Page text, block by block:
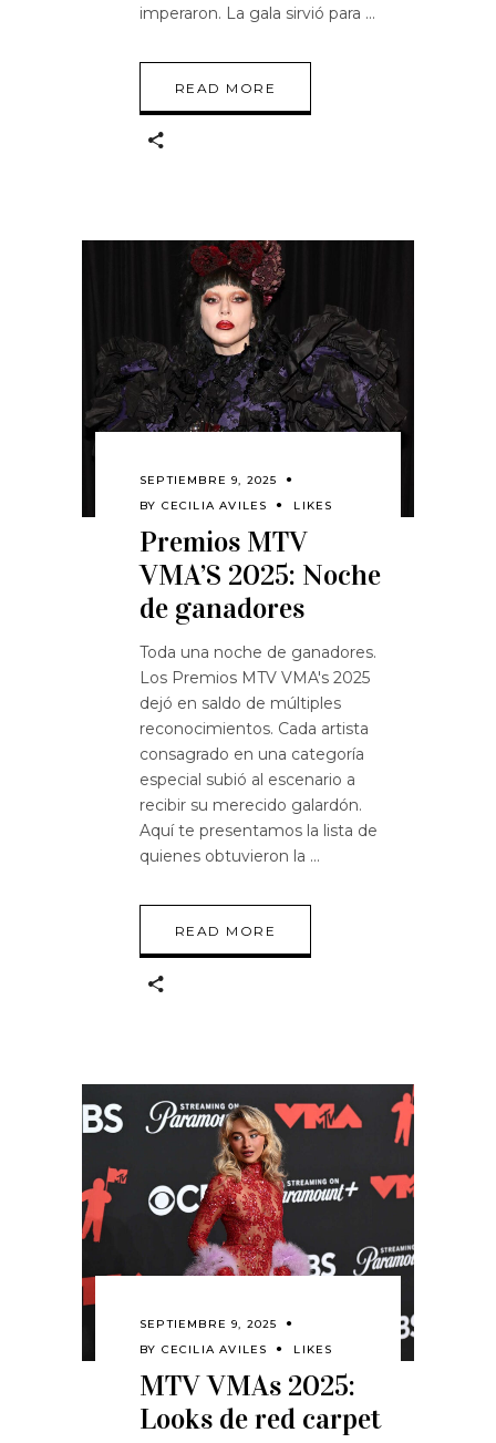
imperaron. La gala sirvió para
READ MORE
SEPTIEMBRE 9, 2025
BY CECILIA AVILES LIKES
Premios MTV
VMA’S 2025: Noche
de ganadores
Toda una noche de ganadores.
Los Premios MTV VMA's 2025
dejó en saldo de múltiples
reconocimientos. Cada artista
consagrado en una categoría
especial subió al escenario a
recibir su merecido galardón.
Aquí te presentamos la lista de
quienes obtuvieron la
READ MORE
SEPTIEMBRE 9, 2025
BY CECILIA AVILES LIKES
MTV VMAs 2025:
Looks de red carpet